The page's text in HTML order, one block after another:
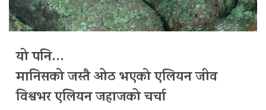
यो पनि…
मानिसको जस्तै ओठ भएको एलियन जीव
विश्वभर एलियन जहाजको चर्चा